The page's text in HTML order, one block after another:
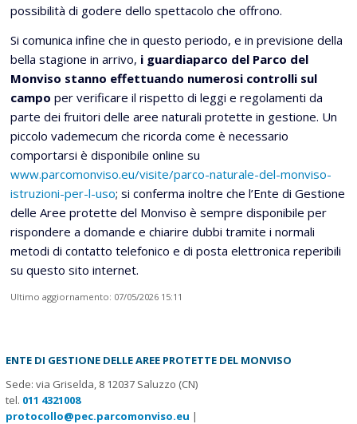
possibilità di godere dello spettacolo che offrono.
Si comunica infine che in questo periodo, e in previsione della
bella stagione in arrivo, i guardiaparco del Parco del
Monviso stanno effettuando numerosi controlli sul
campo per verificare il rispetto di leggi e regolamenti da
parte dei fruitori delle aree naturali protette in gestione. Un
piccolo vademecum che ricorda come è necessario
comportarsi è disponibile online su
www.parcomonviso.eu/visite/parco-naturale-del-monviso-
istruzioni-per-l-uso; si conferma inoltre che l’Ente di Gestione
delle Aree protette del Monviso è sempre disponibile per
rispondere a domande e chiarire dubbi tramite i normali
metodi di contatto telefonico e di posta elettronica reperibili
su questo sito internet.
Ultimo aggiornamento: 07/05/2026 15:11
ENTE DI GESTIONE DELLE AREE PROTETTE DEL MONVISO
Sede: via Griselda, 8 12037 Saluzzo (CN)
tel. 011 4321008
protocollo@pec.parcomonviso.eu |